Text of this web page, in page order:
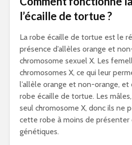
l’écaille de tortue ?
La robe écaille de tortue est le
présence d’allèles orange et
chromosome sexuel X. Les
chromosomes X, ce qui leur
l’allèle orange et non-orange, et
robe écaille de tortue. Les
seul chromosome X, donc ils ne
cette robe à moins de présenter
génétiques.